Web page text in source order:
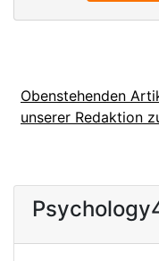
Obenstehenden
unserer Redaktion